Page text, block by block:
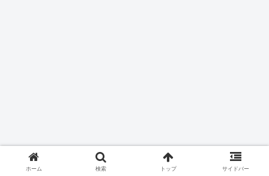
ホーム 検索 トップ サイドバー